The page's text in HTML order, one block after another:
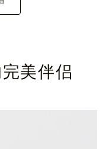
美伴侣